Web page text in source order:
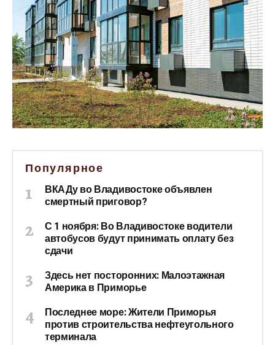
Популярное
ВКАДу во Владивостоке объявлен
смертный приговор?
С 1 ноября: Во Владивостоке водители
автобусов будут принимать оплату без
сдачи
Здесь нет посторонних: Малоэтажная
Америка в Приморье
Последнее море: Жители Приморья
против строительства нефтеугольного
терминала